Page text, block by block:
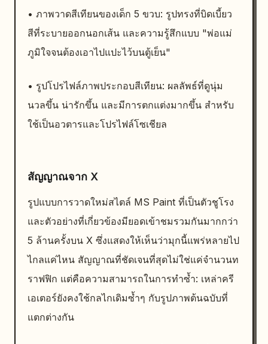
• ภาพวาดสีเทียนของเด็ก 5 ขวบ: รูปทรงที่บิดเบี้ยว
สีที่ระบายออกนอกเส้น และความรู้สึกแบบ "พ่อแม่
ภูมิใจจนต้องเอาไปแปะไว้บนตู้เย็น"
• รูปโปรไฟล์ภาพประกอบสีเทียน: ผลลัพธ์ที่ดูนุ่ม
นวลขึ้น น่ารักขึ้น และมีการตกแต่งมากขึ้น สำหรับ
ใช้เป็นอวตารและโปรไฟล์โซเชียล
สัญญาณจาก X
รูปแบบการวาดใหม่สไตล์ MS Paint ที่เป็นตัวชูโรง
และตัวอย่างที่เกี่ยวข้องมียอดเข้าชมรวมกันมากกว่า
5 ล้านครั้งบน X ซึ่งแสดงให้เห็นว่ามุกนี้แพร่หลายไป
ไกลแค่ไหน สัญญาณที่ชัดเจนที่สุดไม่ใช่แค่จำนวนท
ราฟฟิก แต่คือความสามารถในการทำซ้ำ: เหล่าครี
เอเตอร์ยังคงใช้กลไกเดิมซ้ำๆ กับรูปภาพต้นฉบับที่
แตกต่างกัน